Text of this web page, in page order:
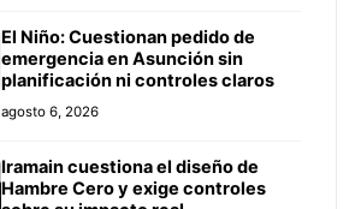
El Niño: Cuestionan pedido de
emergencia en Asunción sin
planificación ni controles claros
agosto 6, 2026
Iramain cuestiona el diseño de
Hambre Cero y exige controles